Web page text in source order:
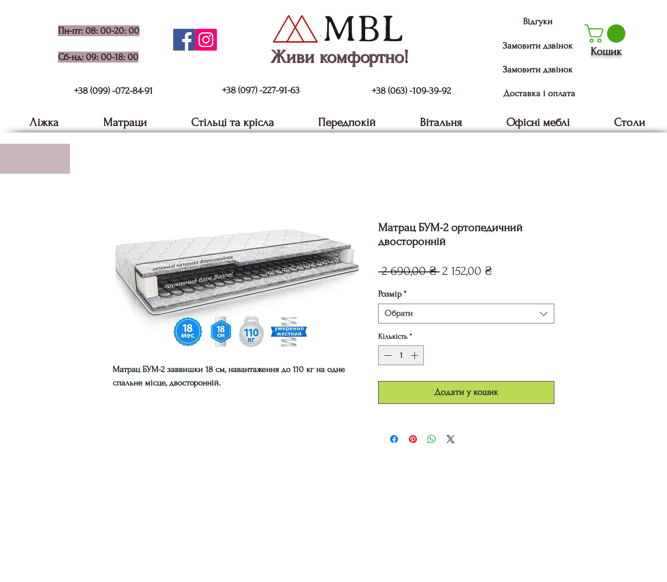
Пн-пт: 08: 00-20: 00
Сб-нд: 09: 00-18: 00 Живи комфортно!
Відгуки
Замовити дзвінок
Замовити дзвінок
Кошик
+38 (099) -072-84-91 +38 (097) -227-91-63 +38 (063) -109-39-92 Доставка і оплата
Ліжка Матраци Стільці та крісла Передпокій Вітальня Офісні меблі Столи
Матрац БУМ-2 заввишки 18 см, навантаження до 110 кг на одне
спальне місце, двосторонній.
Матрац БУМ-2 ортопедичний
двосторонній
2 690,00 ₴ Звичайна
2 152,00 ₴За
Розмір *
Обрати
Кількість *
Додати у кошик